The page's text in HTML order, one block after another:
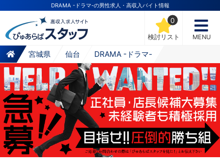
DRAMA -ドラマ-の男性求人・高収入バイト情報
検討リスト
0
MENU
宮城県 仙台 DRAMA -ドラマ-